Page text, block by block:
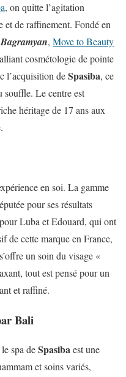
, on quitte l’agitation
et de raffinement. Fondé en
, Move to Beauty
cosmétologie de pointe
l’acquisition deSpasiba, ce
souffle. Le centre est
héritage de 17 ans aux
en soi. La gamme
pour ses résultats
Luba et Edouard, qui ont
de cette marque en France,
un soin du visage «
tout est pensé pour un
et raffiné.
Bali
spa deSpasibaest une
et soins variés,